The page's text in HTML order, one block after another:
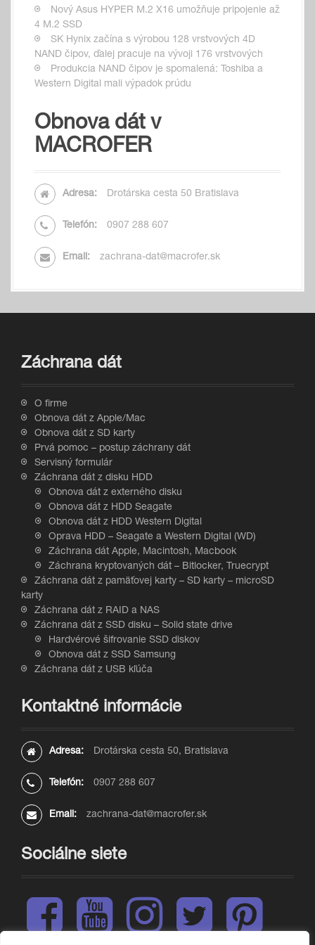
Nový Asus HYPER M.2 X16 umožňuje pripojenie až
4 M.2 SSD
SK Hynix začína s výrobou 128 vrstvových 4D
NAND čipov, ďalej pracuje na vývoji 176 vrstvových
Produkcia NAND čipov je spomalená: Toshiba a
Western Digital mali výpadok prúdu
Obnova dát v
MACROFER
Adresa: Drotárska cesta 50 Bratislava
Telefón: 0907 288 607
Email: zachrana-dat@macrofer.sk
Záchrana dát
O firme
Obnova dát z Apple/Mac
Obnova dát z SD karty
Prvá pomoc – postup záchrany dát
Servisný formulár
Záchrana dát z disku HDD
Obnova dát z externého disku
Obnova dát z HDD Seagate
Obnova dát z HDD Western Digital
Oprava HDD – Seagate a Western Digital (WD)
Záchrana dát Apple, Macintosh, Macbook
Záchrana kryptovaných dát – Bitlocker, Truecrypt
Záchrana dát z pamäťovej karty – SD karty – microSD
karty
Záchrana dát z RAID a NAS
Záchrana dát z SSD disku – Solid state drive
Hardvérové šifrovanie SSD diskov
Obnova dát z SSD Samsung
Záchrana dát z USB kľúča
Kontaktné informácie
Adresa: Drotárska cesta 50, Bratislava
Telefón: 0907 288 607
Email: zachrana-dat@macrofer.sk
Sociálne siete
F
c
Y
u
s
T
i
P
n